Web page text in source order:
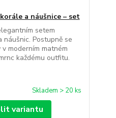
a náušnice – set
setem
náušnic. Postupně se
moderním matném
každému outfitu.
Skladem > 20 ks
variantu